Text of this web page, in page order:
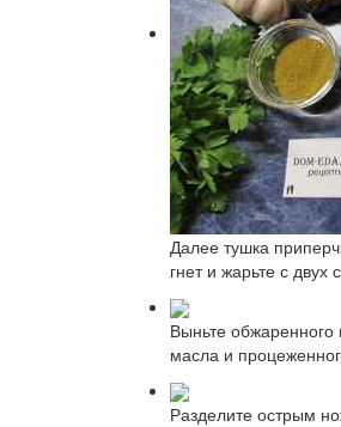
Далее тушка
гнет и жарьте с двух
Выньте обжаренного
масла и
Разделите острым